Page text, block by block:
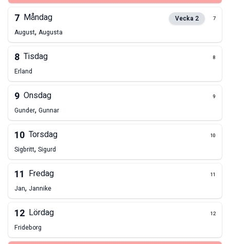
7 Måndag Vecka 2 7
August, Augusta
8 Tisdag 8
Erland
9 Onsdag 9
Gunder, Gunnar
10 Torsdag 10
Sigbritt, Sigurd
11 Fredag 11
Jan, Jannike
12 Lördag 12
Frideborg